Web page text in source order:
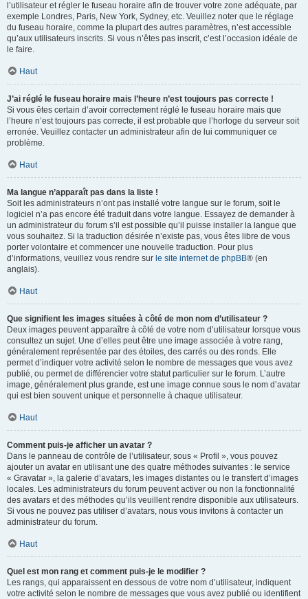
l’utilisateur et régler le fuseau horaire afin de trouver votre zone adéquate, par
exemple Londres, Paris, New York, Sydney, etc. Veuillez noter que le réglage
du fuseau horaire, comme la plupart des autres paramètres, n’est accessible
qu’aux utilisateurs inscrits. Si vous n’êtes pas inscrit, c’est l’occasion idéale de
le faire.
Haut
J’ai réglé le fuseau horaire mais l’heure n’est toujours pas correcte !
Si vous êtes certain d’avoir correctement réglé le fuseau horaire mais que
l’heure n’est toujours pas correcte, il est probable que l’horloge du serveur soit
erronée. Veuillez contacter un administrateur afin de lui communiquer ce
problème.
Haut
Ma langue n’apparaît pas dans la liste !
Soit les administrateurs n’ont pas installé votre langue sur le forum, soit le
logiciel n’a pas encore été traduit dans votre langue. Essayez de demander à
un administrateur du forum s’il est possible qu’il puisse installer la langue que
vous souhaitez. Si la traduction désirée n’existe pas, vous êtes libre de vous
porter volontaire et commencer une nouvelle traduction. Pour plus
d’informations, veuillez vous rendre sur le site internet de phpBB® (en
anglais).
Haut
Que signifient les images situées à côté de mon nom d’utilisateur ?
Deux images peuvent apparaître à côté de votre nom d’utilisateur lorsque vous
consultez un sujet. Une d’elles peut être une image associée à votre rang,
généralement représentée par des étoiles, des carrés ou des ronds. Elle
permet d’indiquer votre activité selon le nombre de messages que vous avez
publié, ou permet de différencier votre statut particulier sur le forum. L’autre
image, généralement plus grande, est une image connue sous le nom d’avatar
qui est bien souvent unique et personnelle à chaque utilisateur.
Haut
Comment puis-je afficher un avatar ?
Dans le panneau de contrôle de l’utilisateur, sous « Profil », vous pouvez
ajouter un avatar en utilisant une des quatre méthodes suivantes : le service
« Gravatar », la galerie d’avatars, les images distantes ou le transfert d’images
locales. Les administrateurs du forum peuvent activer ou non la fonctionnalité
des avatars et des méthodes qu’ils veuillent rendre disponible aux utilisateurs.
Si vous ne pouvez pas utiliser d’avatars, nous vous invitons à contacter un
administrateur du forum.
Haut
Quel est mon rang et comment puis-je le modifier ?
Les rangs, qui apparaissent en dessous de votre nom d’utilisateur, indiquent
votre activité selon le nombre de messages que vous avez publié ou identifient